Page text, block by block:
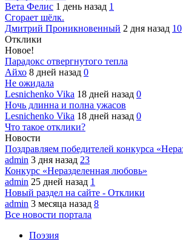
Вета Фелис 1 день назад 1
Сгорает шёлк.
Дмитрий Проникновенный 2 дня назад 10
Отклики
Новое!
Парадокс отвергнутого тепла
Айхо 8 дней назад 0
Не ожидала
Lesnichenko Vika 18 дней назад 0
Ночь длинна и полна ужасов
Lesnichenko Vika 18 дней назад 0
Что такое отклики?
Новости
Поздравляем победителей конкурса
admin 3 дня назад 23
Конкурс «Неразделенная любовь»
admin 25 дней назад 1
Новый раздел на сайте - Отклики
admin 3 месяца назад 8
Все новости портала
Поэзия